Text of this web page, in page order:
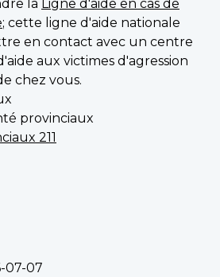
la Ligne d'aide en cas de
; cette ligne d'aide nationale
en contact avec un centre
aux victimes d'agression
chez vous.
provinciaux
211
07-07